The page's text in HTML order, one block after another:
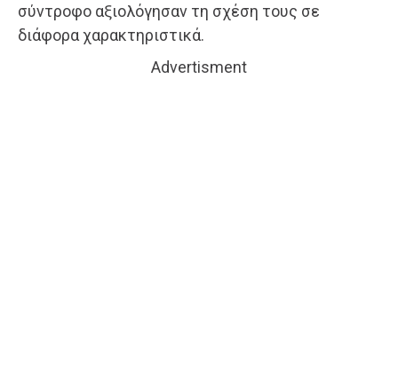
σύντροφο αξιολόγησαν τη σχέση τους σε
διάφορα χαρακτηριστικά.
Advertisment